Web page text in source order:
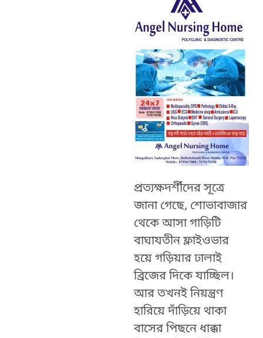
প্রত্যক্ষদর্শীদের সূত্রে
জানা গেছে, শোভাবাজার
থেকে আসা গাড়িটি
বাঘাযতীন ফ্লাইওভার
হয়ে গড়িয়ার ঢালাই
ব্রিজের দিকে যাচ্ছিল।
আর তখনই নিয়ন্ত্রণ
হারিয়ে দাঁড়িয়ে থাকা
বাসের পিছনে ধাক্কা